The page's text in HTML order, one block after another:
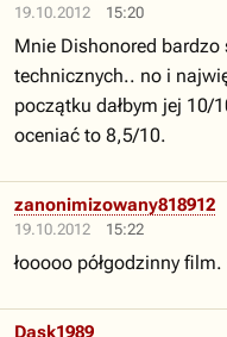
19.10.2012 15:20
Mnie Dishonored bardzo
technicznych.. no i
początku dałbym jej 10/
oceniać to 8,5/10.
19.10.2012 15:22
zanonimizowany818912
łooooo półgodzinny
Dask1989